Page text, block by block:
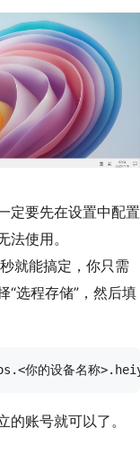
定要先在设置中配置
法使用。
就能搞定，你只需
“选程存储”，然后填
的账号就可以了。